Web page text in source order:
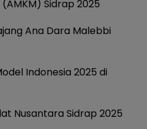
Sidrap 2025
Ana Dara Malebbi
Indonesia 2025 di
Nusantara Sidrap 2025